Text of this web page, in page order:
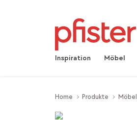
Inspiration Möbel
Home Produkte Möbel